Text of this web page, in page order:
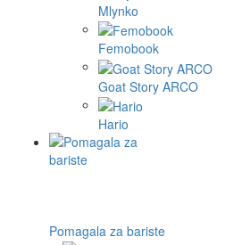
Mlynko
Femobook
Goat Story ARCO
Hario
Pomagala za bariste